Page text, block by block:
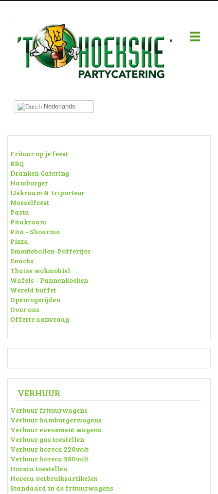
.
Nederlands
Frituur op je feest
BBQ
Dranken Catering
Hamburger
IJskraam & triporteur
Mosselfeest
Pasta
Pitakraam
Pita - Shoarma
Pizza
Smoutebollen-Poffertjes
Snacks
Thaise wokmobiel
Wafels - Pannenkoeken
Wereld buffet
Openingstijden
Over ons
Offerte aanvraag
VERHUUR
Verhuur frituurwagens
Verhuur hamburgerwagens
Verhuur evenement wagens
Verhuur gas toestellen
Verhuur horeca 220volt
Verhuur horeca 380volt
Horeca toestellen
Horeca verbruiksartikelen
Standaard in de frituurwagens